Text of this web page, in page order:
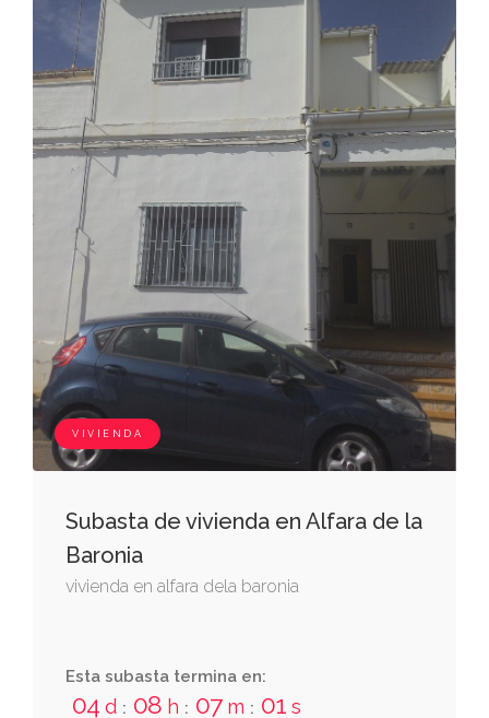
VIVIENDA
Subasta de vivienda en Alfara de la
Baronia
vivienda en alfara dela baronia
Esta subasta termina en:
04 d : 08 h : 07 m : 00s